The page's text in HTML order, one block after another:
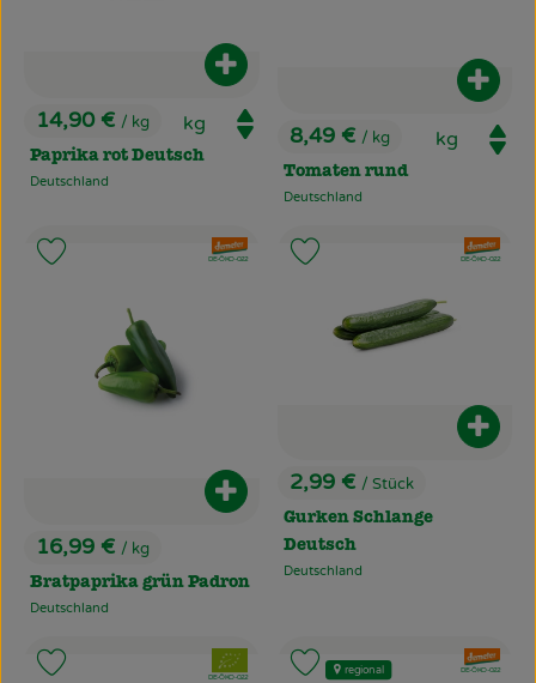
, Preis:
14,90 € / kg
Paprika rot Deutsch
, Herkunft:
Deutschland
Produkt zum Warenkorb
, Preis:
8,49 € / kg
Tomaten rund
, Herkunft:
Deutschland
, Preis:
16,99 € / kg
Bratpaprika grün Padron
, Herkunft:
Deutschland
Produkt zum Warenkorb
, Verband:
, Kontrollstelle:
DE-ÖKO-022
Produkt zu Favouriten hinzufügen
, Preis:
2,99 € / Stück
Gurken Schlange
Deutsch
, Herkunft:
Deutschland
, Verband:
, Kontrollstelle:
DE-ÖKO-022
Produkt zu Favouriten
, Verband:
, Kontrollstelle:
DE-ÖKO-022
Produkt zu Favouriten hinzufügen
, Verband:
, Kontrollstelle:
DE-ÖKO-022
regional
Produkt zu Favouriten